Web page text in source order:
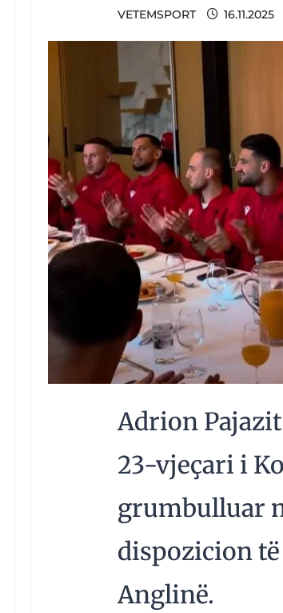
VETEMSPORT 16.11.2025
Adrion
23-vjeçari i
grumbulluar
dispozicion
Anglinë.